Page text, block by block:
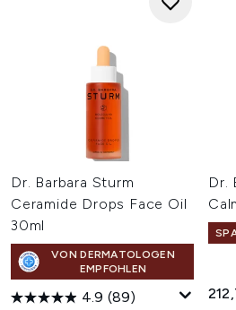
Dr. Barbara Sturm
Ceramide Drops Face Oil
30ml
VON DERMATOLOGEN
EMPFOHLEN
4.9 (89)
Dr.